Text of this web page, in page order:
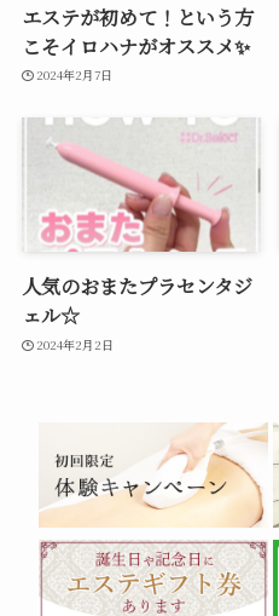
エステが初めて！という方
こそイロハナがオススメ✨
2024年2月7日
人気のおまたプラセンタジ
ェル☆
2024年2月2日